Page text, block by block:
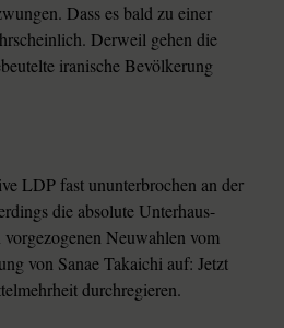
Dass es bald zu einer
Derweil gehen die
iranische Bevölkerung
LDP fast ununterbrochen an der
die absolute Unterhaus-
Neuwahlen vom
von Sanae Takaichi auf: Jetzt
durchregieren.